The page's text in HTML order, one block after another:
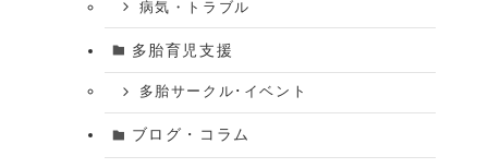
病気・トラブル
多胎育児支援
多胎サークル･イベント
ブログ・コラム